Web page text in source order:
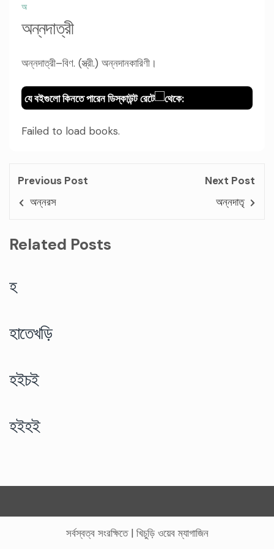
অ
অন্নদাত্রী
অন্নদাত্রী–বিণ. (স্ত্রী.) অন্নদানকারিণী।
যে বইগুলো কিনতে পারেন ডিস্কাউন্ট রেটে থেকে:
Failed to load books.
Previous Post
অন্নরস
Next Post
অন্নদাতৃ
Related Posts
হ
হাতেখড়ি
হইচই
হইহই
সর্বস্বত্ব সংরক্ষিতে | খিচুড়ি ওয়েব ম্যাগাজিন